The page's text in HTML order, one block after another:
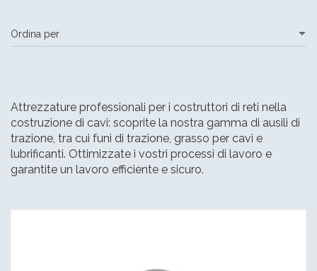
Attrezzature professionali per i costruttori di reti nella
costruzione di cavi: scoprite la nostra gamma di ausili di
trazione, tra cui funi di trazione, grasso per cavi e
lubrificanti. Ottimizzate i vostri processi di lavoro e
garantite un lavoro efficiente e sicuro.